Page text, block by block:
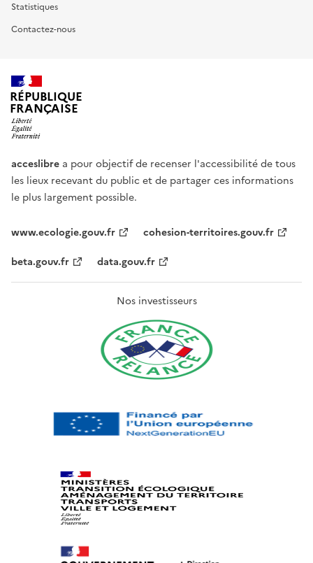
Statistiques
Contactez-nous
RÉPUBLIQUE
FRANÇAISE
acceslibre a pour objectif de recenser l'accessibilité de tous
les lieux recevant du public et de partager ces informations
le plus largement possible.
www.ecologie.gouv.fr
cohesion-territoires.gouv.fr
beta.gouv.fr
data.gouv.fr
Nos investisseurs